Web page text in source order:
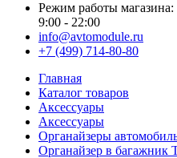
Режим работы магазина:
9:00 - 22:00
info@avtomodule.ru
+7 (499) 714-80-80
Главная
Каталог товаров
Аксессуары
Аксессуары
Органайзеры
Органайзер в